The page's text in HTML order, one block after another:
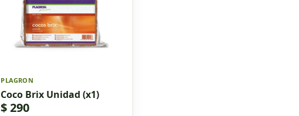
PLAGRON
Coco Brix Unidad (x1)
$ 290